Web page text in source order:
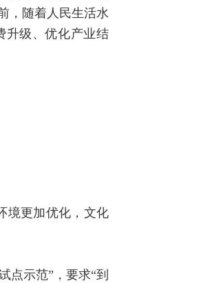
，随着人民生活水
升级、优化产业结
境更加优化，文化
点示范”，要求“到